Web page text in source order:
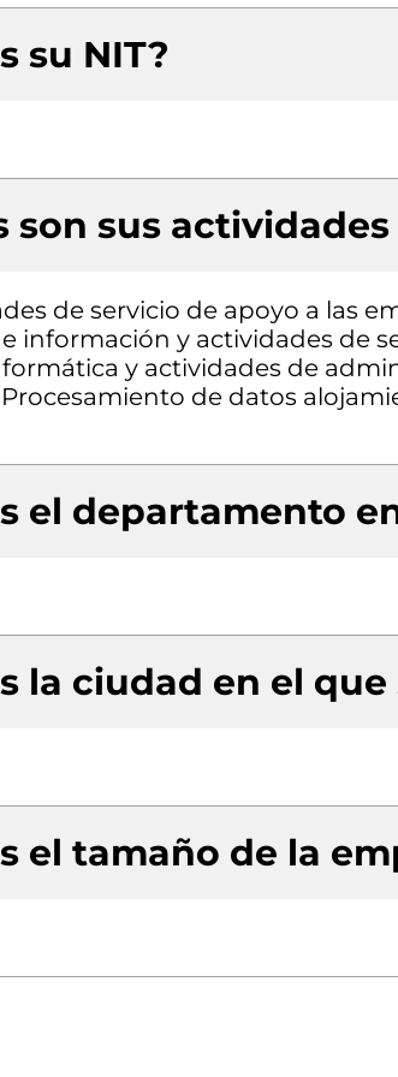
su NIT?
son sus
de servicio de apoyo a las
información y actividades de
y actividades de
de datos
el departamento
la ciudad en el
el tamaño de la